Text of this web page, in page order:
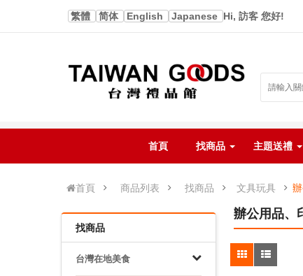
繁體 简体 English Japanese Hi, 訪客 您好!
首頁 找商品 主題送禮
首頁 商品列表 找商品 文具玩具
找商品
台灣在地美食
辦公用品、